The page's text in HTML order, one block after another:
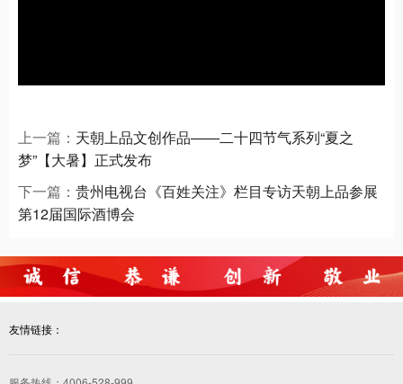
上一篇： 天朝上品文创作品——二十四节气系列“夏之
梦”【大暑】正式发布
下一篇： 贵州电视台《百姓关注》栏目专访天朝上品参展
第12届国际酒博会
友情链接：